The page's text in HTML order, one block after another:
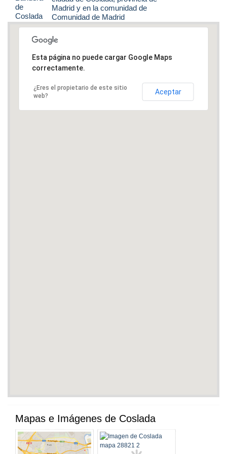
Madrid y en la comunidad de
Comunidad de Madrid
Esta página no puede cargar Google Maps
correctamente.
¿Eres el propietario de este sitio
web?
Aceptar
Mapas e Imágenes de Coslada